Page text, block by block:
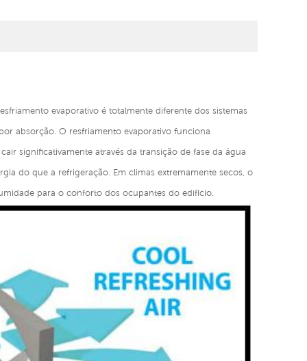
evaporativo é totalmente diferente dos sistemas
absorção. O resfriamento evaporativo funciona
significativamente através da transição de fase da água
do que a refrigeração. Em climas extremamente secos, o
para o conforto dos ocupantes do edifício.